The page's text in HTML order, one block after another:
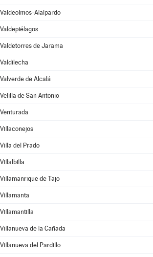
Valdeolmos-Alalpardo
Valdepiélagos
Valdetorres de Jarama
Valdilecha
Valverde de Alcalá
Velilla de San Antonio
Venturada
Villaconejos
Villa del Prado
Villalbilla
Villamanrique de Tajo
Villamanta
Villamantilla
Villanueva de la Cañada
Villanueva del Pardillo